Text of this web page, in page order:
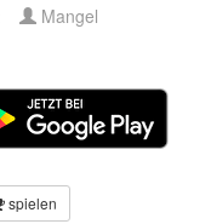
Mangel
spielen